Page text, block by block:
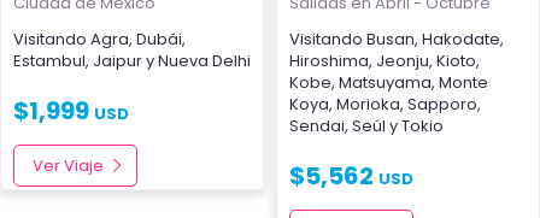
Visitando Agra, Dubái,
Estambul, JaipuryNueva Delhi
$1,999 USD
Ver Viaje
Visitando Busan, Hakodate,
Hiroshima, Jeonju, Kioto,
Kobe, Matsuyama, Monte
Koya, Morioka, Sapporo,
Sendai, Seúl yTokio
$5,562 USD